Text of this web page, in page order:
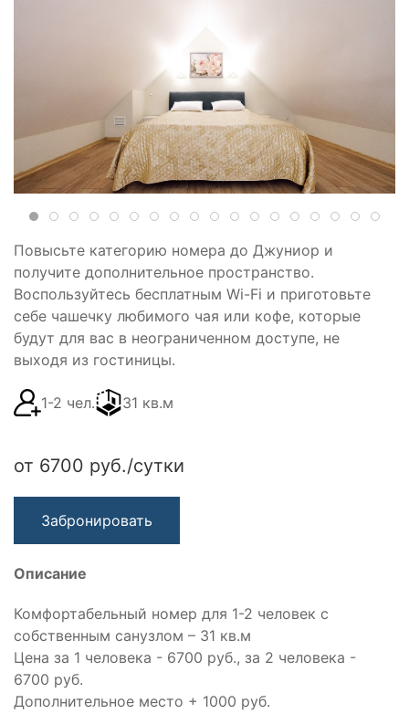
Повысьте категорию номера до Джуниор и
получите дополнительное пространство.
Воспользуйтесь бесплатным Wi-Fi и приготовьте
себе чашечку любимого чая или кофе, которые
будут для вас в неограниченном доступе, не
выходя из гостиницы.
1-2 чел. 31 кв.м
от 6700 руб./сутки
Забронировать
Описание
Комфортабельный номер для 1-2 человек с
собственным санузлом – 31 кв.м
Цена за 1 человека - 6700 руб., за 2 человека -
6700 руб.
Дополнительное место + 1000 руб.